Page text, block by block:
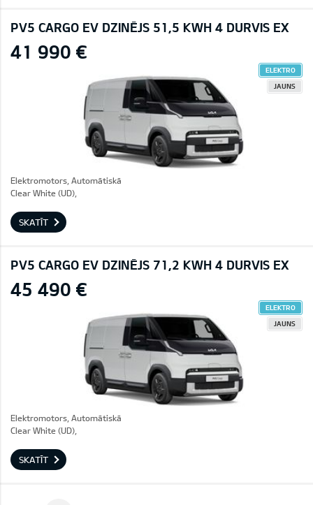
PV5 CARGO EV DZINĒJS 51,5 KWH 4 DURVIS EX
41 990 €
ELEKTRO
JAUNS
Elektromotors, Automātiskā
Clear White (UD),
SKATĪT
PV5 CARGO EV DZINĒJS 71,2 KWH 4 DURVIS EX
45 490 €
ELEKTRO
JAUNS
Elektromotors, Automātiskā
Clear White (UD),
SKATĪT